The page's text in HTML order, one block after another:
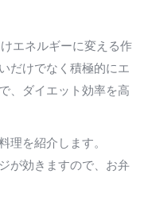
エネルギーに変える作
だけでなく積極的にエ
、ダイエット効率を高
理を紹介します。
が効きますので、お弁